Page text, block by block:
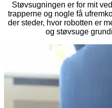
Støvsugningen er for mit
trapperne og nogle få
der steder, hvor robotten er
og støvsuge